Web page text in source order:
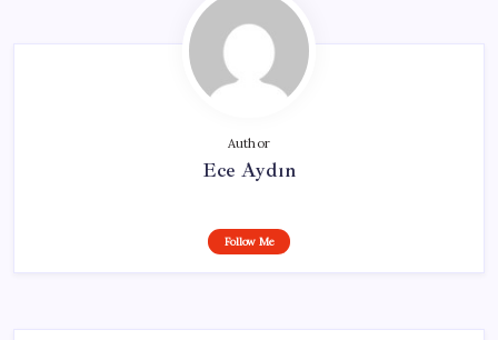
Author
Ece Aydın
Follow Me